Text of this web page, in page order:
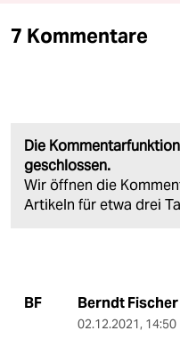
7 Kommentare
Die
geschlossen.
Wir öffnen die
Artikeln für etwa drei
BF Berndt Fischer
02.12.2021, 14:50